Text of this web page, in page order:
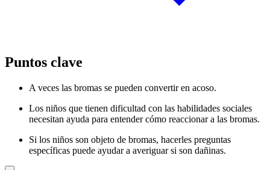
Puntos clave
A veces las bromas se pueden convertir en acoso.
Los niños que tienen dificultad con las habilidades sociales
necesitan ayuda para entender cómo reaccionar a las bromas.
Si los niños son objeto de bromas, hacerles preguntas
específicas puede ayudar a averiguar si son dañinas.